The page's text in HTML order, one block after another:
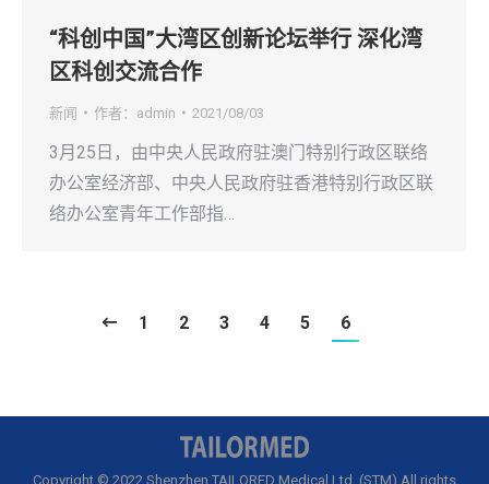
“科创中国”大湾区创新论坛举行 深化湾
区科创交流合作
新闻 作者： admin 2021/08/03
3月25日，由中央人民政府驻澳门特别行政区联络
办公室经济部、中央人民政府驻香港特别行政区联
络办公室青年工作部指…
1 2 3 4 5 6
Copyright © 2022 Shenzhen TAILORED Medical Ltd. (STM) All rights